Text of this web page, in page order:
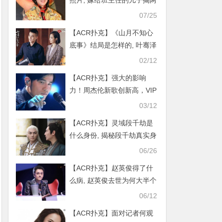
07/25
【ACR扑克】《山月不知心
底事》结局是怎样的, 叶骞泽
02/12
【ACR扑克】强大的影响
力！周杰伦新歌创新高，VIP
03/12
【ACR扑克】灵域段千劫是
什么身份, 揭秘段千劫真实身
06/26
【ACR扑克】赵英俊得了什
么病, 赵英俊去世为何大半个
06/12
【ACR扑克】面对记者何观